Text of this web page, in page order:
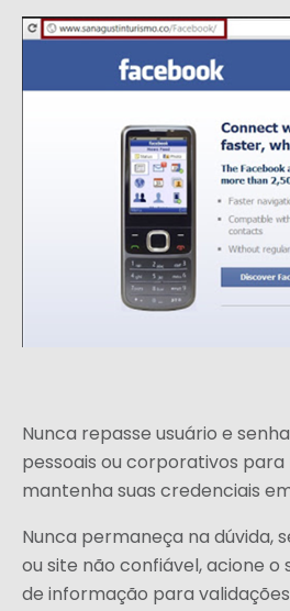
Nunca repasse usuário e
pessoais ou corporativos
mantenha suas credenciais
Nunca permaneça na dúvida,
ou site não confiável, acione
de informação para